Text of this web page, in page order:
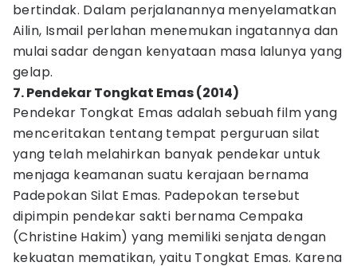
bertindak. Dalam perjalanannya menyelamatkan
Ailin, Ismail perlahan menemukan ingatannya dan
mulai sadar dengan kenyataan masa lalunya yang
gelap.
7. Pendekar Tongkat Emas (2014)
Pendekar Tongkat Emas adalah sebuah film yang
menceritakan tentang tempat perguruan silat
yang telah melahirkan banyak pendekar untuk
menjaga keamanan suatu kerajaan bernama
Padepokan Silat Emas. Padepokan tersebut
dipimpin pendekar sakti bernama Cempaka
(Christine Hakim) yang memiliki senjata dengan
kekuatan mematikan, yaitu Tongkat Emas. Karena